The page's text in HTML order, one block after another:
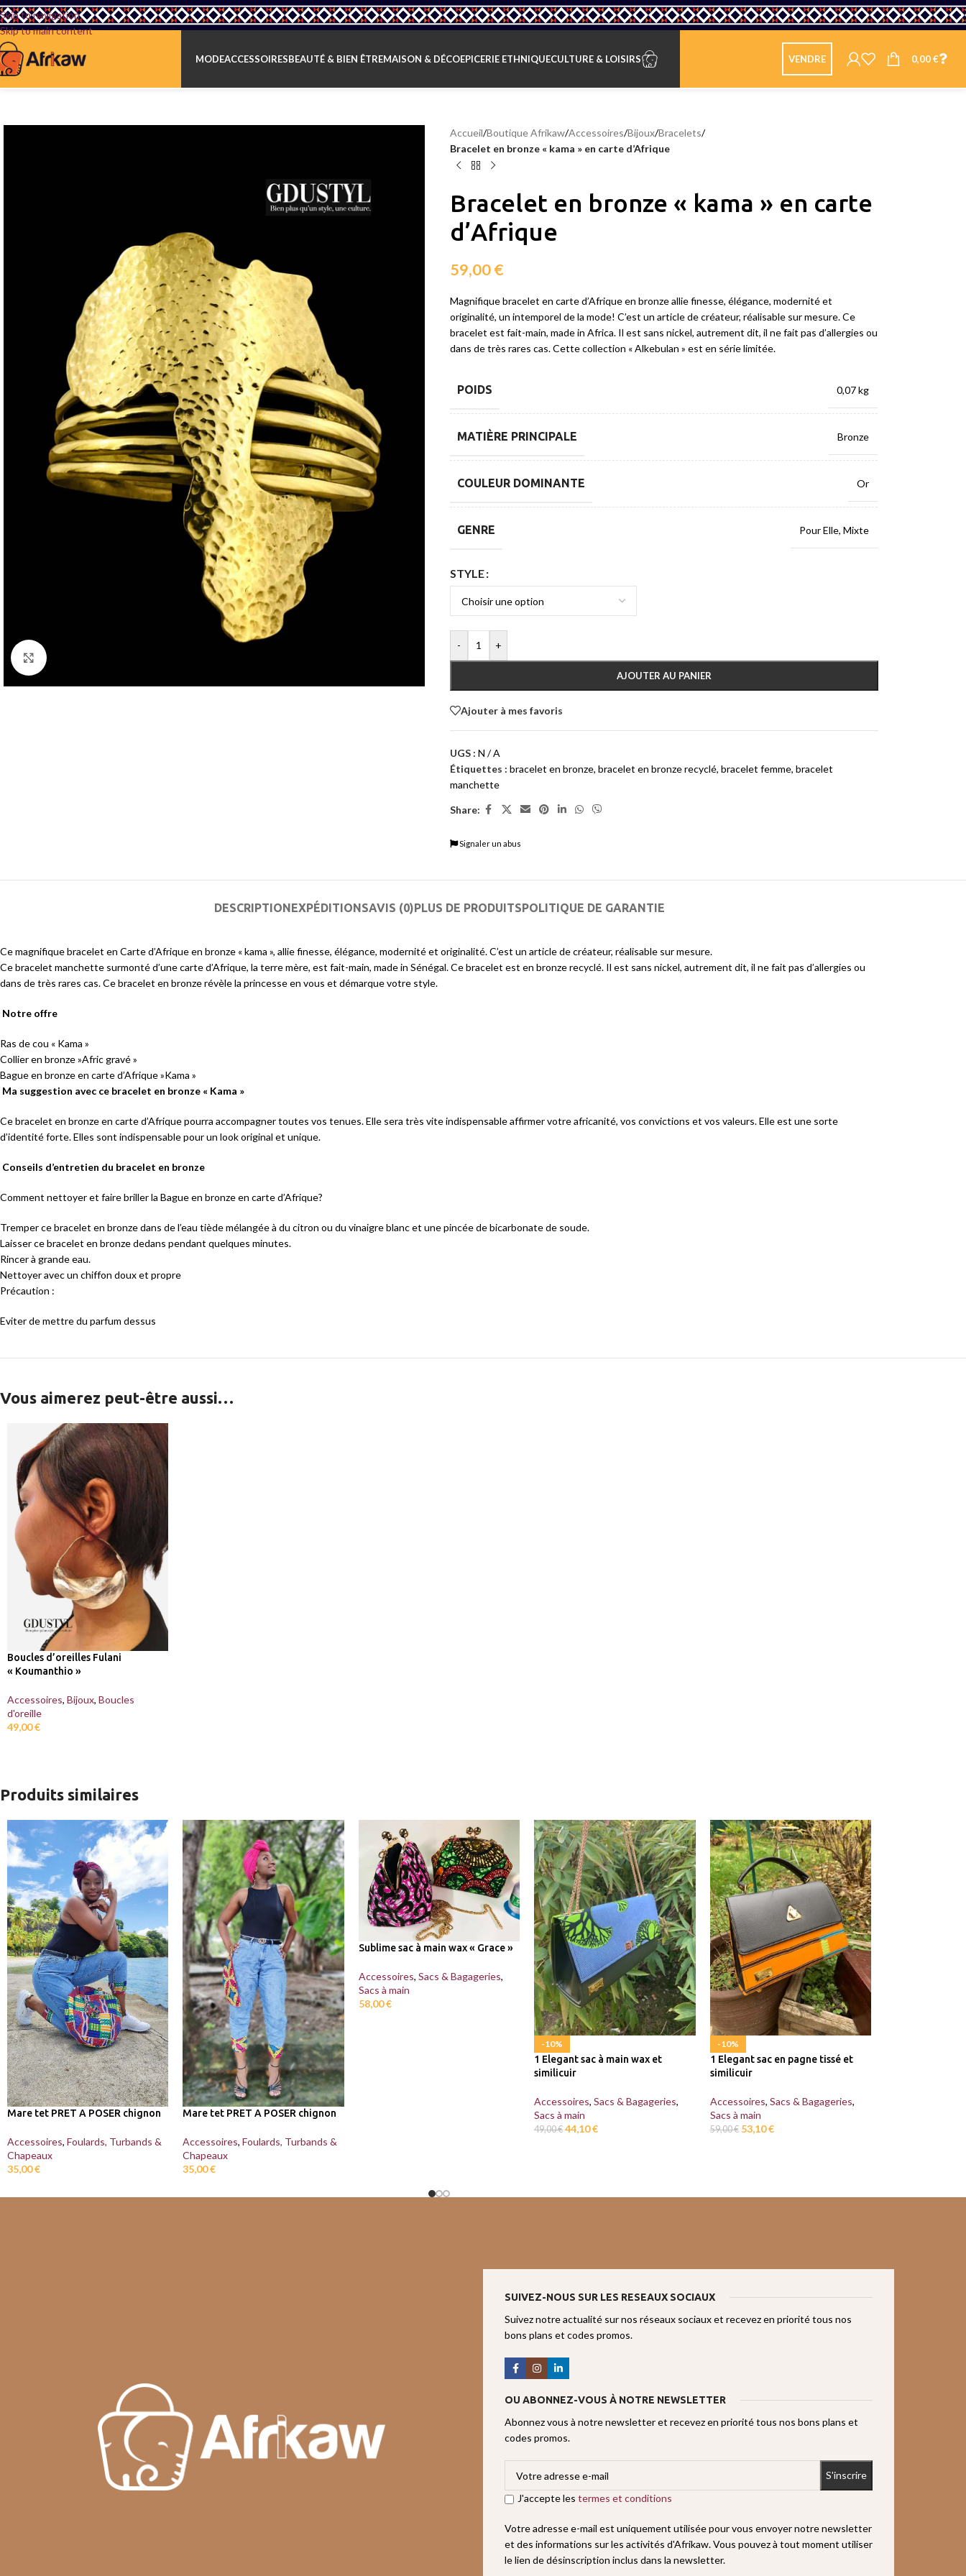
Skip to navigation
Skip to main content
MODEACCESSOIRESBEAUTÉ & BIEN ÊTREMAISON & DÉCOEPICERIE ETHNIQUECULTURE & LOISIRS VENDRE 0,00€
Accueil/Boutique Afrikaw/Accessoires/Bijoux/Bracelets/
Bracelet en bronze « kama » en carte d’Afrique
Bracelet en bronze « kama » en carte
d’Afrique
59,00€
Magnifique bracelet en carte d’Afrique en bronze allie finesse, élégance, modernité et
originalité, un intemporel de la mode! C’est un article de créateur, réalisable sur mesure. Ce
bracelet est fait-main, made in Africa. Il est sans nickel, autrement dit, il ne fait pas d’allergies ou
dans de très rares cas. Cette collection « Alkebulan » est en série limitée.
POIDS 0,07 kg
MATIÈRE PRINCIPALE Bronze
COULEUR DOMINANTE Or
GENRE Pour Elle, Mixte
STYLE
- +
AJOUTER AU PANIER
Ajouter à mes favoris
UGS : N / A
Étiquettes : bracelet en bronze, bracelet en bronze recyclé, bracelet femme, bracelet
manchette
Share:
Signaler un abus
DESCRIPTIONEXPÉDITIONSAVIS (0)PLUS DE PRODUITSPOLITIQUE DE GARANTIE
Ce magnifique bracelet en Carte d’Afrique en bronze « kama », allie finesse, élégance, modernité et originalité. C’est un article de créateur, réalisable sur mesure.
Ce bracelet manchette surmonté d’une carte d’Afrique, la terre mère, est fait-main, made in Sénégal. Ce bracelet est en bronze recyclé. Il est sans nickel, autrement dit, il ne fait pas d’allergies ou
dans de très rares cas. Ce bracelet en bronze révèle la princesse en vous et démarque votre style.
Notre offre
Ras de cou « Kama »
Collier en bronze »Afric gravé »
Bague en bronze en carte d’Afrique »Kama »
Ma suggestion avec ce bracelet en bronze « Kama »
Ce bracelet en bronze en carte d’Afrique pourra accompagner toutes vos tenues. Elle sera très vite indispensable affirmer votre africanité, vos convictions et vos valeurs. Elle est une sorte
d’identité forte. Elles sont indispensable pour un look original et unique.
Conseils d’entretien du bracelet en bronze
Comment nettoyer et faire briller la Bague en bronze en carte d’Afrique?
Tremper ce bracelet en bronze dans de l’eau tiède mélangée à du citron ou du vinaigre blanc et une pincée de bicarbonate de soude.
Laisser ce bracelet en bronze dedans pendant quelques minutes.
Rincer à grande eau.
Nettoyer avec un chiffon doux et propre
Précaution :
Eviter de mettre du parfum dessus
Vous aimerez peut-être aussi…
Boucles d’oreilles Fulani
« Koumanthio »
Accessoires, Bijoux, Boucles
d'oreille
49,00€
Produits similaires
Mare tet PRET A POSER chignon
Accessoires, Foulards, Turbands &
Chapeaux
35,00€
Mare tet PRET A POSER chignon
Accessoires, Foulards, Turbands &
Chapeaux
35,00€
Sublime sac à main wax « Grace »
Accessoires, Sacs & Bagageries,
Sacs à main
58,00€
-10%
1 Elegant sac à main wax et
similicuir
Accessoires, Sacs & Bagageries,
Sacs à main
49,00€ 44,10€
-10%
1 Elegant sac en pagne tissé et
similicuir
Accessoires, Sacs & Bagageries,
Sacs à main
59,00€ 53,10€
SUIVEZ-NOUS SUR LES RESEAUX SOCIAUX
Suivez notre actualité sur nos réseaux sociaux et recevez en priorité tous nos
bons plans et codes promos.
OU ABONNEZ-VOUS À NOTRE NEWSLETTER
Abonnez vous à notre newsletter et recevez en priorité tous nos bons plans et
codes promos.
J'accepte les termes et conditions
Votre adresse e-mail est uniquement utilisée pour vous envoyer notre newsletter
et des informations sur les activités d'Afrikaw. Vous pouvez à tout moment utiliser
le lien de désinscription inclus dans la newsletter.